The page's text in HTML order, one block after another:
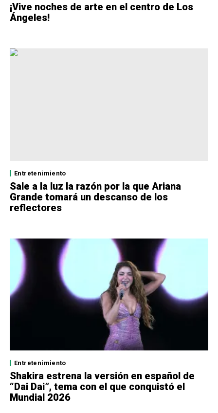
¡Vive noches de arte en el centro de Los
Ángeles!
Entretenimiento
Sale a la luz la razón por la que Ariana
Grande tomará un descanso de los
reflectores
Entretenimiento
Shakira estrena la versión en español de
“Dai Dai”, tema con el que conquistó el
Mundial 2026